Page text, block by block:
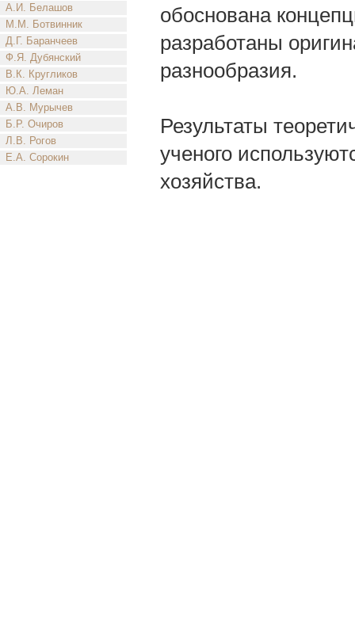
А.И. Белашов
М.М. Ботвинник
Д.Г. Баранчеев
Ф.Я. Дубянский
В.К. Кругликов
Ю.А. Леман
А.В. Мурычев
Б.Р. Очиров
Л.В. Рогов
Е.А. Сорокин
обоснована
разработаны
разнообразия.
Результаты
ученого
хозяйства.